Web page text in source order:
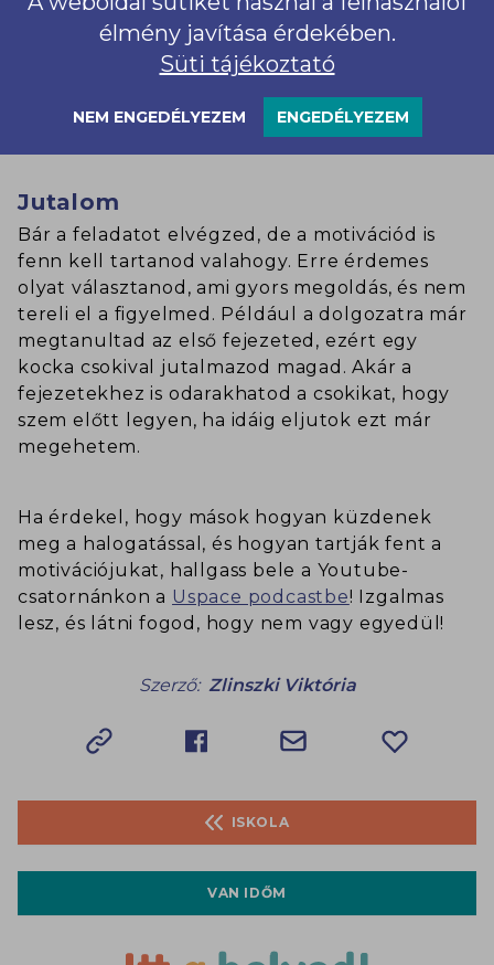
post-itekkel. Nézd meg, hogy mikorra kell
elkészítened a feladatod, és ahhoz mérten
állíts emlékeztetőt, hogy milyen az
időbeosztásod. (Ma 16:00-kor elkezdek tanulni!
Jutalom
Bár a feladatot elvégzed, de a motivációd is
fenn kell tartanod valahogy. Erre érdemes
olyat választanod, ami gyors megoldás, és nem
tereli el a figyelmed. Például a dolgozatra már
megtanultad az első fejezeted, ezért egy
kocka csokival jutalmazod magad. Akár a
fejezetekhez is odarakhatod a csokikat, hogy
szem előtt legyen, ha idáig eljutok ezt már
megehetem.
Ha érdekel, hogy mások hogyan küzdenek
meg a halogatással, és hogyan tartják fent a
motivációjukat, hallgass bele a Youtube-
csatornánkon a Uspace podcastbe! Izgalmas
lesz, és látni fogod, hogy nem vagy egyedül!
Szerző: Zlinszki Viktória
ISKOLA
VAN IDŐM
élmény javítása érdekében.
Süti tájékoztató
NEM ENGEDÉLYEZEM ENGEDÉLYEZEM